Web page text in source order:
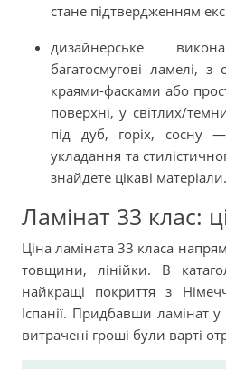
стане підтвердженням
дизайнерське
багатосмугові ламелі, з
краями-фасками або
поверхні, у світлих/
під дуб, горіх, сосну
укладання та
знайдете цікаві матеріали.
Ламінат 33 клас:
Ціна ламіната 33 класа
товщини, лінійки. В
найкращі покриття з
Іспанії. Придбавши ламінат
витрачені гроші були варті